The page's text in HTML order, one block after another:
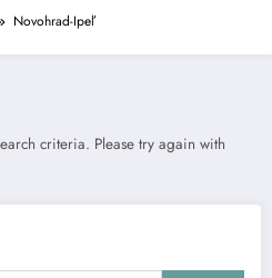
Novohrad-Ipeľ
criteria. Please try again with